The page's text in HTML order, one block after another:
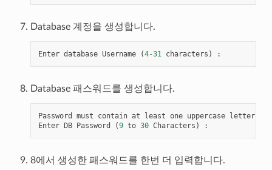
Database 계정을 생성합니다.
Enter database Username (4-31 characters ) :
Database 패스워드를 생성합니다.
Password must contain at least one uppercase letter,
Enter DB Password (9 to 30 Characters ) :
8에서 생성한 패스워드를 한번 더 입력합니다.